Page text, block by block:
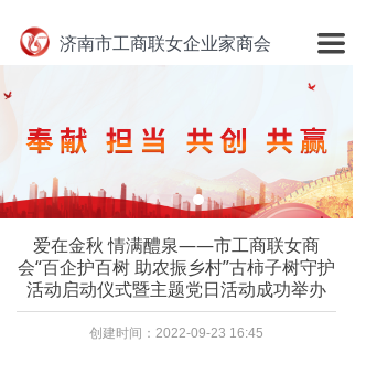
끀
网站首页
商会动态
公告栏
会员风采
商会党建
济南市工商联女企业家商会
创建时间： 2022-09-23 16:45
爱在金秋 情满醴泉——市工商联女商
会“百企护百树 助农振乡村”古柿子树守护
活动启动仪式暨主题党日活动成功举办